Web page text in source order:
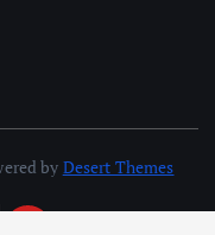
by Desert Themes